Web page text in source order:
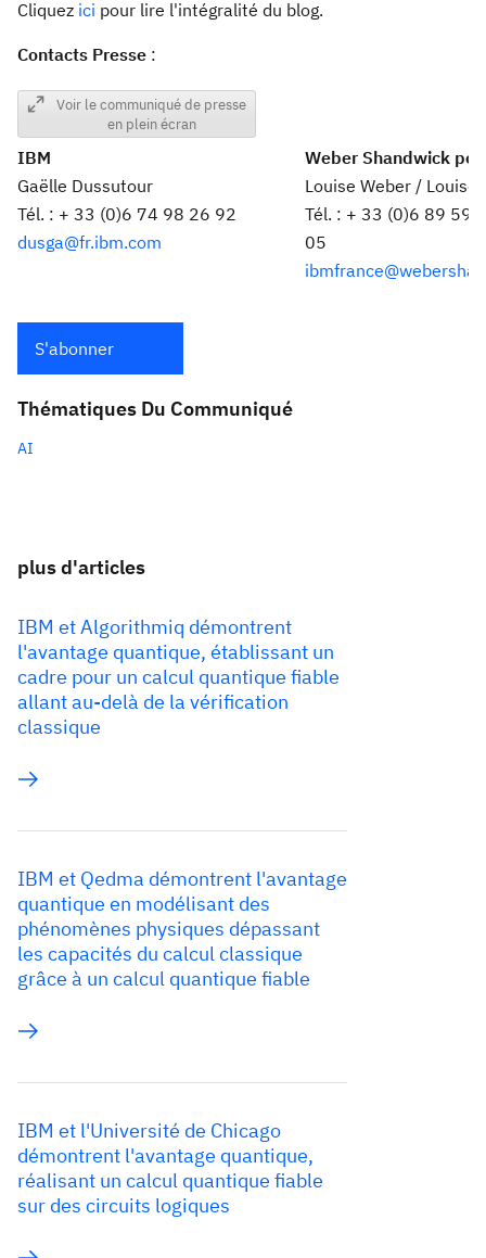
Cliquez ici pour lire l'intégralité du blog.
Contacts Presse :
Voir le communiqué de presse
en plein écran
IBM
Gaëlle Dussutour
Tél. : + 33 (0)6 74 98 26 92
dusga@fr.ibm.com
Weber Shandwick
Louise Weber / Louise
Tél. : + 33 (0)6 89 59
05
S'abonner
Thématiques Du Communiqué
AI
plus d'articles
IBM et Algorithmiq démontrent
l'avantage quantique, établissant un
cadre pour un calcul quantique fiable
allant au-delà de la vérification
classique
IBM et Qedma démontrent l'avantage
quantique en modélisant des
phénomènes physiques dépassant
les capacités du calcul classique
grâce à un calcul quantique fiable
IBM et l'Université de Chicago
démontrent l'avantage quantique,
réalisant un calcul quantique fiable
sur des circuits logiques